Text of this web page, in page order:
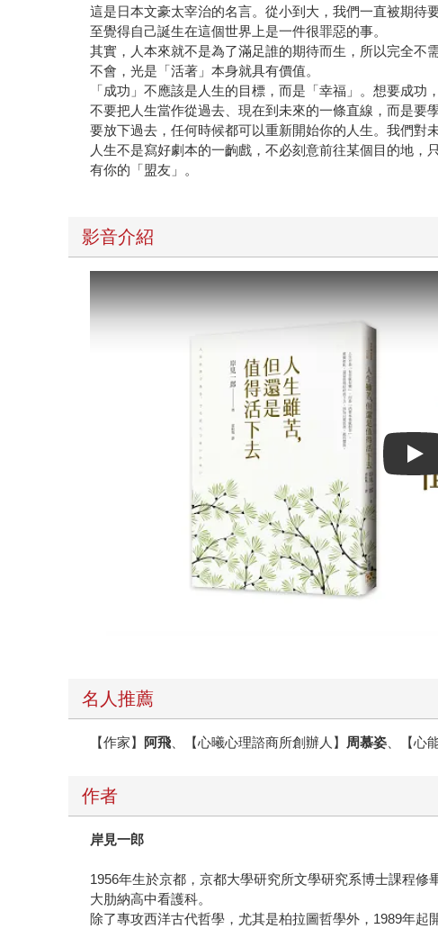
這是日本文豪太宰治的名言。從小到大，我們一直被期待
至覺得自己誕生在這個世界上是一件很罪惡的事。
其實，人本來就不是為了滿足誰的期待而生，所以完全不
不會，光是「活著」本身就具有價值。
「成功」不應該是人生的目標，而是「幸福」。想要成
不要把人生當作從過去、現在到未來的一條直線，而是要
要放下過去，任何時候都可以重新開始你的人生。我們對
人生不是寫好劇本的一齣戲，不必刻意前往某個目的地
有你的「盟友」。
影音介紹
名人推薦
【作家】 阿飛 、【心曦心理諮商所創辦人】 周慕姿 、【心
作者
岸見一郎
1956年生於京都，京都大學研究所文學研究系博士課程
大肋納高中看護科。
除了專攻西洋古代哲學，尤其是柏拉圖哲學外，1989年